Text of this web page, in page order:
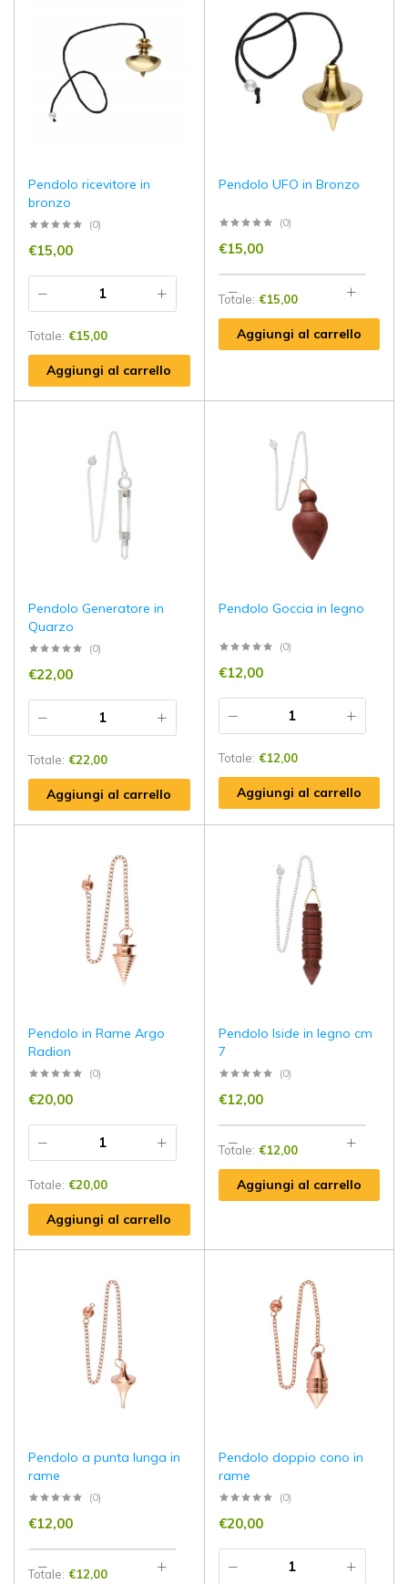
Pendolo ricevitore in
bronzo
(0)
€15,00
Totale: €15,00
Aggiungi al carrello
Pendolo UFO in Bronzo
(0)
€15,00
Totale: €15,00
Aggiungi al carrello
Pendolo Generatore in
Quarzo
(0)
€22,00
Totale: €22,00
Aggiungi al carrello
Pendolo Goccia in legno
(0)
€12,00
Totale: €12,00
Aggiungi al carrello
Pendolo in Rame Argo
Radion
(0)
€20,00
Totale: €20,00
Aggiungi al carrello
Pendolo Iside in legno cm
7
(0)
€12,00
Totale: €12,00
Aggiungi al carrello
Pendolo a punta lunga in
rame
(0)
€12,00
Totale: €12,00
Pendolo doppio cono in
rame
(0)
€20,00